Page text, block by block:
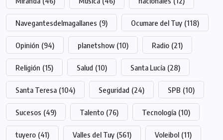
Navegantesdelmagallanes (9) Ocumare del Tuy (118)
Opinión (94) planetshow (10) Radio (21)
Religión (15) Salud (10) Santa Lucía (28)
Santa Teresa (104) Seguridad (24) SPB (10)
Sucesos (49) Talento (76) Tecnología (10)
tuyero (41) Valles del Tuy (561) Voleibol (11)